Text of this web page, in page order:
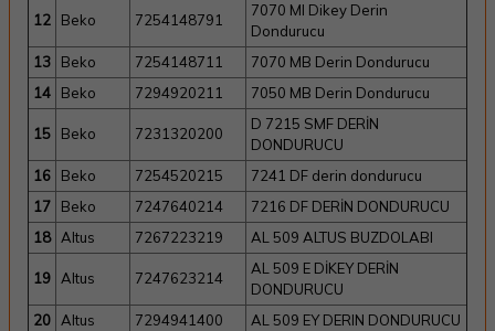
12 Beko 7254148791
7070 MI Dikey Derin
Dondurucu
13
Beko 7254148711
7070 MB Derin Dondurucu
14
Beko 7294920211 7050 MB Derin Dondurucu
15 Beko 7231320200
D 7215 SMF DERİN
DONDURUCU
16
Beko 7254520215
7241 DF derin dondurucu
17
Beko 7247640214
7216 DF DERİN DONDURUCU
18 Altus 7267223219 AL 509 ALTUS BUZDOLABI
19 Altus 7247623214
AL 509 E DİKEY DERİN
DONDURUCU
20 Altus 7294941400 AL 509 EY DERIN DONDURUCU